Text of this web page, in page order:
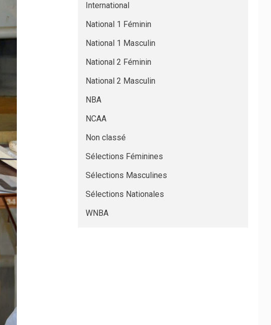
International
National 1 Féminin
National 1 Masculin
National 2 Féminin
National 2 Masculin
NBA
NCAA
Non classé
Sélections Féminines
Sélections Masculines
Sélections Nationales
WNBA